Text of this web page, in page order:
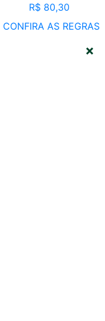
R$ 80,30
CONFIRA AS REGRAS